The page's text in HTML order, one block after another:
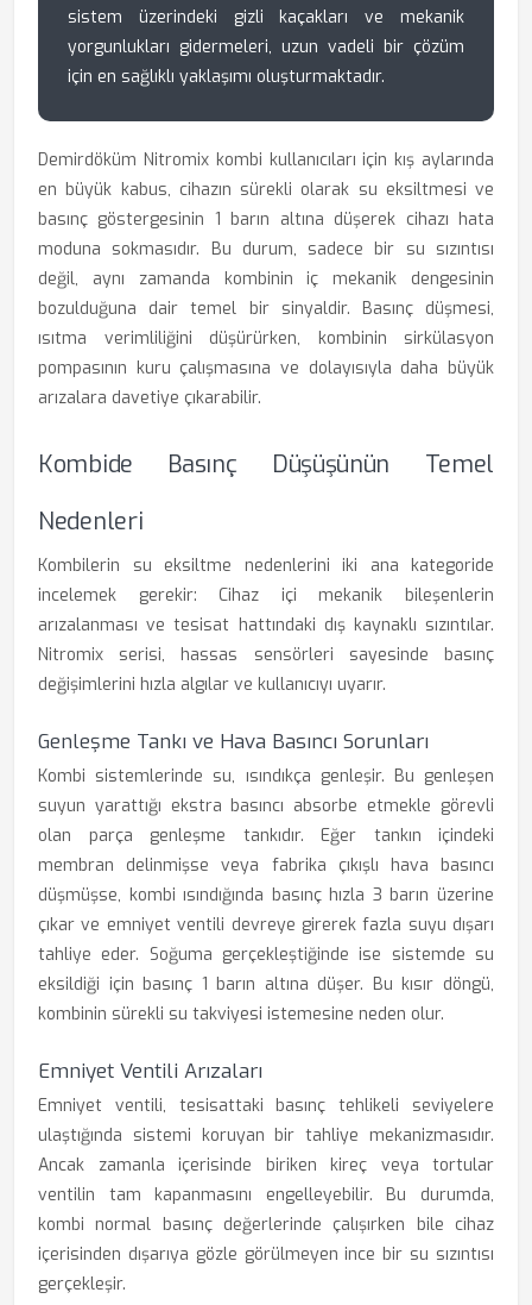
sistem üzerindeki gizli kaçakları ve mekanik
yorgunlukları gidermeleri, uzun vadeli bir çözüm
için en sağlıklı yaklaşımı oluşturmaktadır.
Demirdöküm Nitromix kombi kullanıcıları için kış aylarında
en büyük kabus, cihazın sürekli olarak su eksiltmesi ve
basınç göstergesinin 1 barın altına düşerek cihazı hata
moduna sokmasıdır. Bu durum, sadece bir su sızıntısı
değil, aynı zamanda kombinin iç mekanik dengesinin
bozulduğuna dair temel bir sinyaldir. Basınç düşmesi,
ısıtma verimliliğini düşürürken, kombinin sirkülasyon
pompasının kuru çalışmasına ve dolayısıyla daha büyük
arızalara davetiye çıkarabilir.
Kombide Basınç Düşüşünün Temel
Nedenleri
Kombilerin su eksiltme nedenlerini iki ana kategoride
incelemek gerekir: Cihaz içi mekanik bileşenlerin
arızalanması ve tesisat hattındaki dış kaynaklı sızıntılar.
Nitromix serisi, hassas sensörleri sayesinde basınç
değişimlerini hızla algılar ve kullanıcıyı uyarır.
Genleşme Tankı ve Hava Basıncı Sorunları
Kombi sistemlerinde su, ısındıkça genleşir. Bu genleşen
suyun yarattığı ekstra basıncı absorbe etmekle görevli
olan parça genleşme tankıdır. Eğer tankın içindeki
membran delinmişse veya fabrika çıkışlı hava basıncı
düşmüşse, kombi ısındığında basınç hızla 3 barın üzerine
çıkar ve emniyet ventili devreye girerek fazla suyu dışarı
tahliye eder. Soğuma gerçekleştiğinde ise sistemde su
eksildiği için basınç 1 barın altına düşer. Bu kısır döngü,
kombinin sürekli su takviyesi istemesine neden olur.
Emniyet Ventili Arızaları
Emniyet ventili, tesisattaki basınç tehlikeli seviyelere
ulaştığında sistemi koruyan bir tahliye mekanizmasıdır.
Ancak zamanla içerisinde biriken kireç veya tortular
ventilin tam kapanmasını engelleyebilir. Bu durumda,
kombi normal basınç değerlerinde çalışırken bile cihaz
içerisinden dışarıya gözle görülmeyen ince bir su sızıntısı
gerçekleşir.